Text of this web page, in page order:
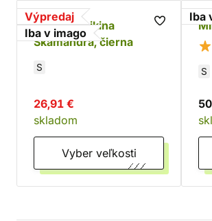
Výpredaj
Iba v imago
Dámska mikina
Skamandra, čierna
S
26,91 €
skladom
Vyber veľkosti
Iba
S